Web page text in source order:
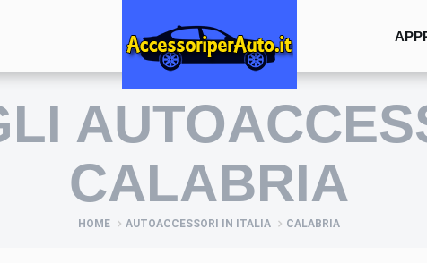
CALABRIA
HOME AUTOACCESSORI IN ITALIA CALABRIA